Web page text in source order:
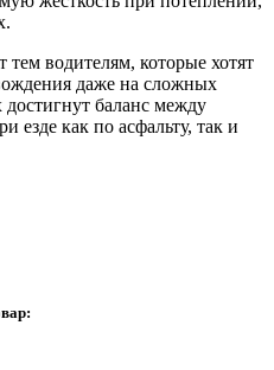
водителям, которые хотят
даже на сложных
баланс между
езде как по асфальту, так и